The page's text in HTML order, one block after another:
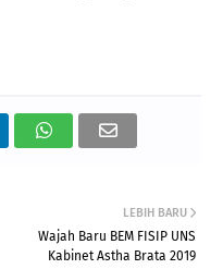
LEBIH BARU
Wajah Baru BEM FISIP UNS
Kabinet Astha Brata 2019